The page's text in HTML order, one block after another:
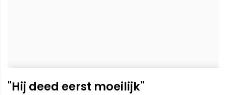
"Hij deed eerst moeilijk"